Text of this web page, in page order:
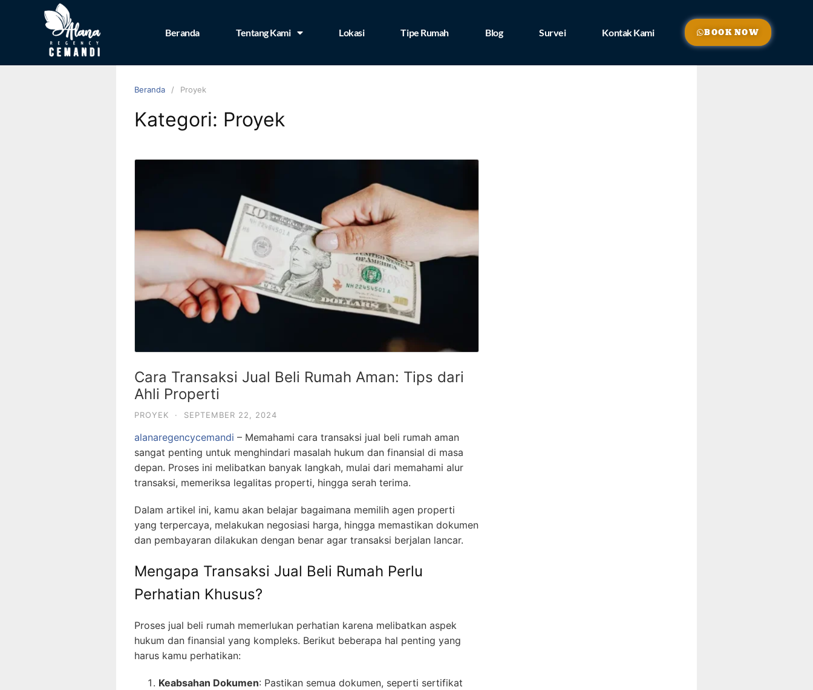
Beranda Tentang Kami Lokasi Tipe Rumah Blog Survei Kontak Kami BOOK NOW
Beranda Proyek
Kategori: Proyek
Cara Transaksi Jual Beli Rumah Aman: Tips dari
Ahli Properti
PROYEK · SEPTEMBER 22, 2024
alanaregencycemandi – Memahami cara transaksi jual beli rumah aman
sangat penting untuk menghindari masalah hukum dan finansial di masa
depan. Proses ini melibatkan banyak langkah, mulai dari memahami alur
transaksi, memeriksa legalitas properti, hingga serah terima.
Dalam artikel ini, kamu akan belajar bagaimana memilih agen properti
yang terpercaya, melakukan negosiasi harga, hingga memastikan dokumen
dan pembayaran dilakukan dengan benar agar transaksi berjalan lancar.
Mengapa Transaksi Jual Beli Rumah Perlu
Perhatian Khusus?
Proses jual beli rumah memerlukan perhatian karena melibatkan aspek
hukum dan finansial yang kompleks. Berikut beberapa hal penting yang
harus kamu perhatikan:
Keabsahan Dokumen: Pastikan semua dokumen, seperti sertifikat